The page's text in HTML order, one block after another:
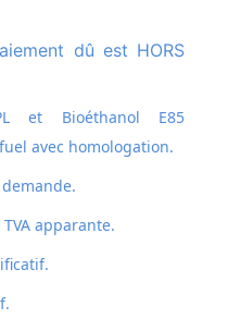
et Bioéthanol E85
avec homologation.
TVA apparante.